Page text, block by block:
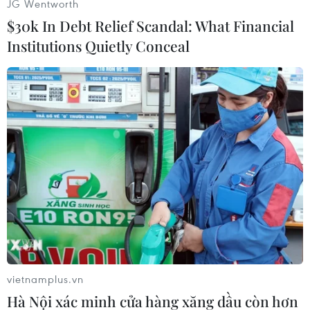
biệt là các quốc gia trong khu vực, sẽ góp phần
ngăn chặn nguy cơ bất ổn gia tăng và các mối
đe dọa an ninh, đồng thời tạo điều kiện khôi
phục ổn định khu vực.
Bộ trên nhấn mạnh việc giảm căng thẳng sẽ mở
đường cho các nỗ lực giải quyết những cuộc
khủng hoảng khác tại Trung Đông, trước hết là
vấn đề Palestine, vốn được Ai Cập coi là nguyên
nhân cốt lõi dẫn tới tình trạng bất ổn kéo dài
trong khu vực./.
Sân bay quốc tế chính của
Iran nối lại nhiều đường
bay ra nước ngoài
JG Wentworth
$30k In Debt Relief Scandal: What Financial
Institutions Quietly Conceal
vietnamplus.vn
Hà Nội xác minh cửa hàng xăng dầu còn hơn